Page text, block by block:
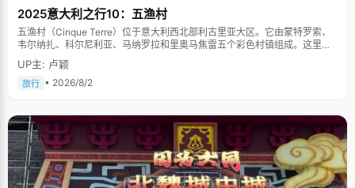
2025意大利之行10：五渔村
五渔村（Cinque Terre）位于意大利西北部利古里亚大区。它由蒙特罗索、
韦尔纳扎、科尔尼利亚、马纳罗拉和里奥马焦雷五个彩色村镇组成。这里依
山傍海，房屋色彩斑斓，1997年被列为世界文化遗产。
UP主: 卢颖
旅行 • 2026/8/2